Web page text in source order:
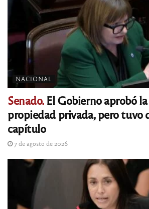
NACIONAL
Senado.El Gobierno aprobó la
propiedad privada, pero tuvo
capítulo
7 de agosto de 2026